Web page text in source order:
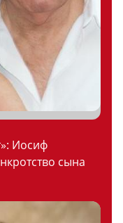
Иосиф
сына